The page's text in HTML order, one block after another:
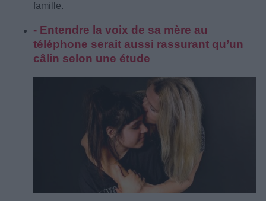
famille.
- Entendre la voix de sa mère au
téléphone serait aussi rassurant qu’un
câlin selon une étude